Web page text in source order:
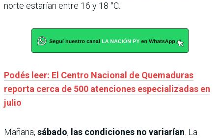
norte estarían entre 16 y 18 °C.
Podés leer: El Centro Nacional de Quemaduras
reporta cerca de 500 atenciones especializadas en
julio
Mañana, sábado, las condiciones no variarían . La